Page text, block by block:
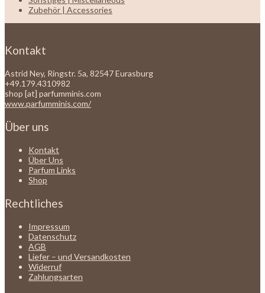
Zubehör | Accessories
Kontakt
Astrid Ney, Ringstr. 5a, 82547 Eurasburg
+49.179.4310982
shop [at] parfumminis.com
www.parfumminis.com/
Über uns
Kontakt
Über Uns
Parfum Links
Shop
Rechtliches
Impressum
Datenschutz
AGB
Liefer – und Versandkosten
Widerruf
Zahlungsarten